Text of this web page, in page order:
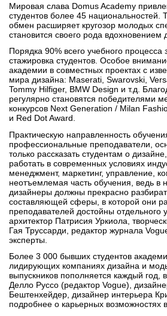
Мировая слава Domus Academy
студентов более 45 национальностей.
обмен расширяет кругозор молодых
становится своего рода вдохновением
Порядка 90% всего учебного процесса
стажировка студентов. Особое
академии в совместных проектах с
мира дизайна: Maserati, Swarovski,
Tommy Hilfiger, BMW Design и т.д.
регулярно становятся победителями
конкурсов Next Generation / Milan
и Red Dot Award.
Практическую направленность
профессиональные преподаватели,
только рассказать студентам о
работать в современных условиях
менеджмент, маркетинг, управление,
неотъемлемая часть обучения, ведь в
дизайнеры должны прекрасно
составляющей сферы, в которой они
преподавателей достойны отдельного
архитектор Патрисия Уркиола,
Гая Труссарди, редактор журнала
эксперты.
Более 3 000 бывших студентов
лидирующих компаниях дизайна и
выпускников пополняется каждый год,
Делло Руссо (редактор Vogue),
Бештенхейдер, дизайнер интерьера
подробнее о карьерных возможностях